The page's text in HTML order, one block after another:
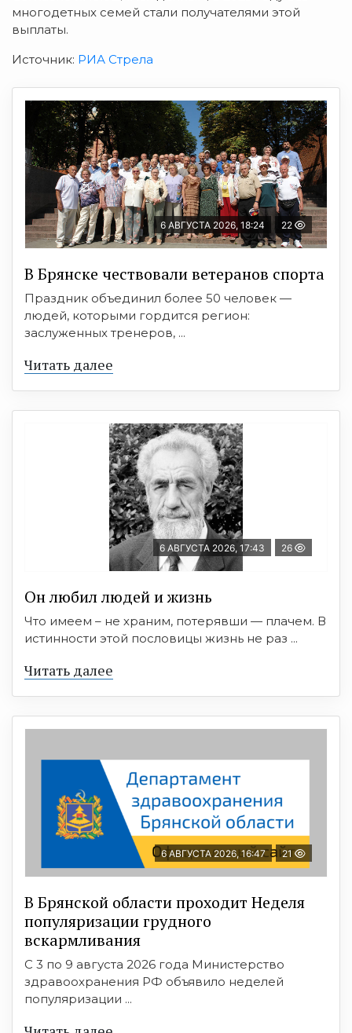
многодетных семей стали получателями этой
выплаты.
Источник: РИА Стрела
6 АВГУСТА 2026, 18:24 22
В Брянске чествовали ветеранов спорта
Праздник объединил более 50 человек —
людей, которыми гордится регион:
заслуженных тренеров, ...
Читать далее
6 АВГУСТА 2026, 17:43 26
Он любил людей и жизнь
Что имеем – не храним, потерявши — плачем. В
истинности этой пословицы жизнь не раз ...
Читать далее
6 АВГУСТА 2026, 16:47 21
В Брянской области проходит Неделя
популяризации грудного
вскармливания
С 3 по 9 августа 2026 года Министерство
здравоохранения РФ объявило неделей
популяризации ...